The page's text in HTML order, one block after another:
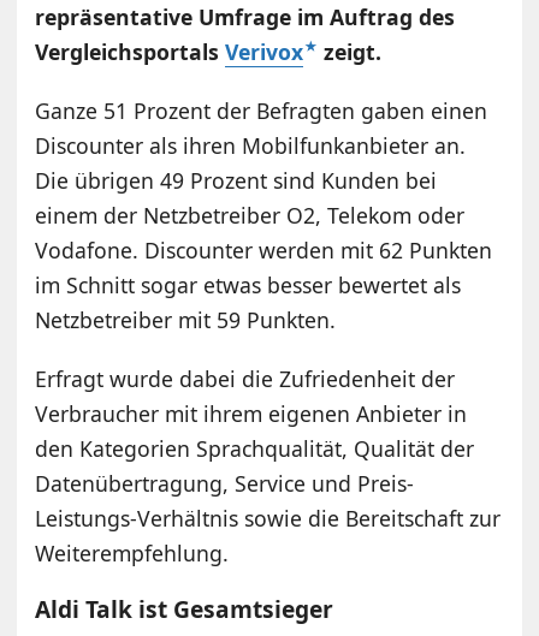
repräsentative Umfrage im Auftrag des
VergleichsportalsVerivox zeigt.
Ganze 51 Prozent der Befragten gaben einen
Discounter als ihren Mobilfunkanbieter an.
Die übrigen 49 Prozent sind Kunden bei
einem der Netzbetreiber O2, Telekom oder
Vodafone. Discounter werden mit 62 Punkten
im Schnitt sogar etwas besser bewertet als
Netzbetreiber mit 59 Punkten.
Erfragt wurde dabei die Zufriedenheit der
Verbraucher mit ihrem eigenen Anbieter in
den Kategorien Sprachqualität, Qualität der
Datenübertragung, Service und Preis-
Leistungs-Verhältnis sowie die Bereitschaft zur
Weiterempfehlung.
Aldi Talk ist Gesamtsieger